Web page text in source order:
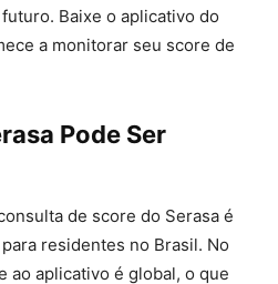
Baixe o aplicativo do
a monitorar seu score de
Pode Ser
de score do Serasa é
residentes no Brasil. No
ao aplicativo é global, o que